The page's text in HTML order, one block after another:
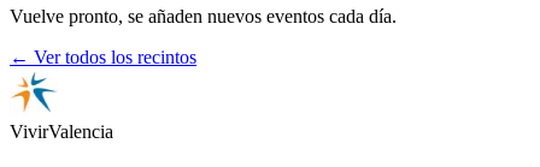
Vuelve pronto, se añaden nuevos eventos cada día.
← Ver todos los recintos
VivirValencia